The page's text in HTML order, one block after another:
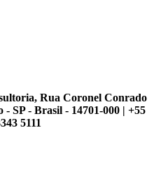
Rua Coronel Conrado
SP - Brasil - 14701-000 | +55
5111